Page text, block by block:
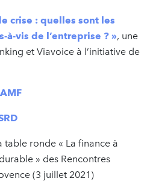
crise : quelles sont les
à-vis de l’entreprise ? », une
et Viavoice à l’initiative de
table ronde « La finance à
» des Rencontres
(3 juillet 2021)